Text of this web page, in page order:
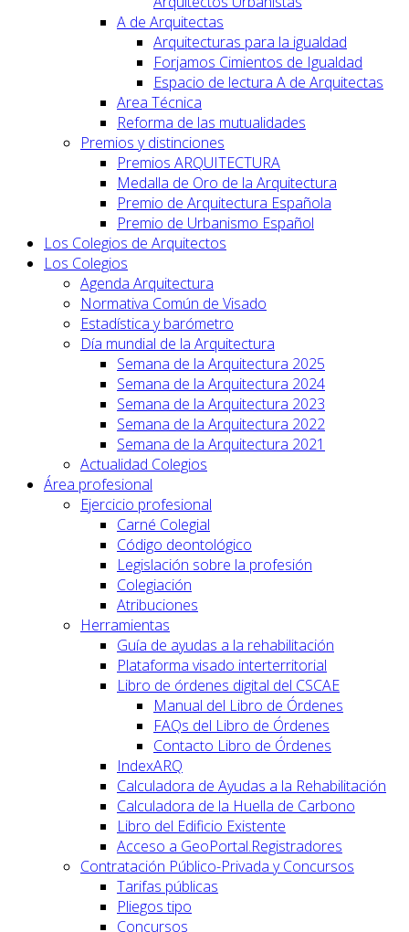
A de Arquitectas
Arquitecturas para la igualdad
Forjamos Cimientos de Igualdad
Espacio de lectura A de Arquitectas
Area Técnica
Reforma de las mutualidades
Premios y distinciones
Premios ARQUITECTURA
Medalla de Oro de la Arquitectura
Premio de Arquitectura Española
Premio de Urbanismo Español
Los Colegios de Arquitectos
Los Colegios
Agenda Arquitectura
Normativa Común de Visado
Estadística y barómetro
Día mundial de la Arquitectura
Semana de la Arquitectura 2025
Semana de la Arquitectura 2024
Semana de la Arquitectura 2023
Semana de la Arquitectura 2022
Semana de la Arquitectura 2021
Actualidad Colegios
Área profesional
Ejercicio profesional
Carné Colegial
Código deontológico
Legislación sobre la profesión
Colegiación
Atribuciones
Herramientas
Guía de ayudas a la rehabilitación
Plataforma visado interterritorial
Libro de órdenes digital del CSCAE
Manual del Libro de Órdenes
FAQs del Libro de Órdenes
Contacto Libro de Órdenes
IndexARQ
Calculadora de Ayudas a la Rehabilitación
Calculadora de la Huella de Carbono
Libro del Edificio Existente
Acceso a GeoPortal.Registradores
Contratación Público-Privada y Concursos
Tarifas públicas
Pliegos tipo
Concursos